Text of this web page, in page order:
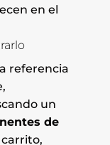
en el
referencia
un
de